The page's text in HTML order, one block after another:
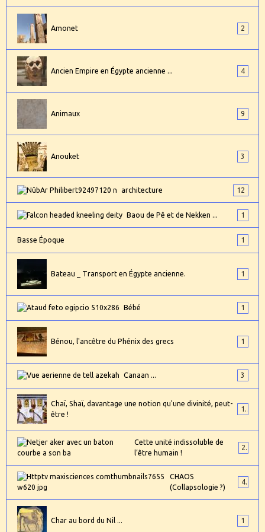
Amonet 2
Ancien Empire en Égypte ancienne ... 4
Animaux 9
Anouket 3
architecture 12
Baou de Pê et de Nekken ... 1
Basse Époque 1
Bateau _ Transport en Égypte ancienne. 1
Bébé 1
Bénou, l'ancêtre du Phénix des grecs 1
Canaan ... 3
Chaï, Shaï, davantage une notion qu'une divinité, peut-
être !
1
Cette unité indissoluble de
l’être humain !
2
CHAOS
(Collapsologie ?)
4
Char au bord du Nil ... 1